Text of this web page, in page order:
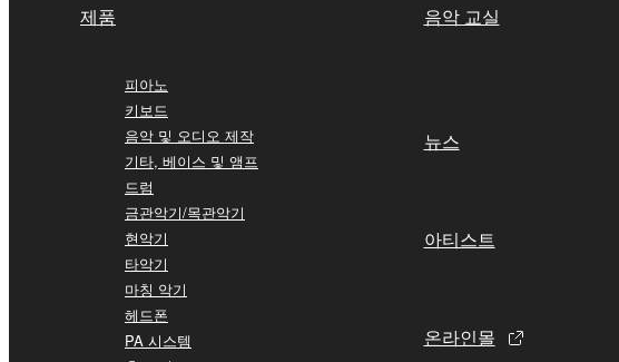
제품
피아노
키보드
음악 및 오디오 제작
기타, 베이스 및 앰프
드럼
금관악기/목관악기
현악기
타악기
마칭 악기
헤드폰
PA 시스템
음악 교실
뉴스
아티스트
온라인몰